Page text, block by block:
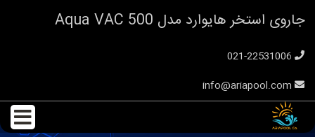
جاروی استخر هایوارد مدل Aqua VAC 500